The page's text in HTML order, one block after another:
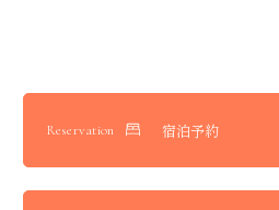
Reservation 宿泊予約